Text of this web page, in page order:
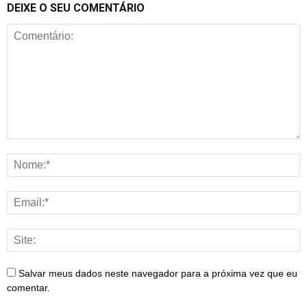
DEIXE O SEU COMENTÁRIO
Salvar meus dados neste navegador para a próxima vez que eu
comentar.